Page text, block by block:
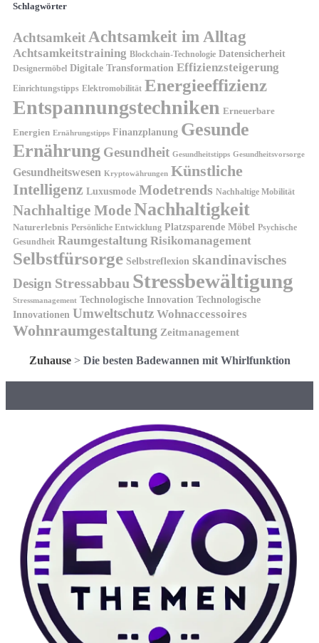
Schlagwörter
AchtsamkeitAchtsamkeit im Alltag
Achtsamkeitstraining Blockchain-Technologie Datensicherheit
Designermöbel Digitale Transformation Effizienzsteigerung
Einrichtungstipps Elektromobilität Energieeffizienz
Entspannungstechniken Erneuerbare
Energien Ernährungstipps Finanzplanung Gesunde
Ernährung Gesundheit Gesundheitstipps Gesundheitsvorsorge
Gesundheitswesen Kryptowährungen Künstliche
Intelligenz Luxusmode Modetrends Nachhaltige Mobilität
Nachhaltige ModeNachhaltigkeit
Naturerlebnis Persönliche Entwicklung Platzsparende Möbel Psychische
Gesundheit Raumgestaltung Risikomanagement
Selbstfürsorge Selbstreflexion skandinavisches
Design Stressabbau Stressbewältigung
Stressmanagement Technologische Innovation Technologische
Innovationen Umweltschutz Wohnaccessoires
Wohnraumgestaltung Zeitmanagement
Zuhause> Die besten Badewannen mit Whirlfunktion